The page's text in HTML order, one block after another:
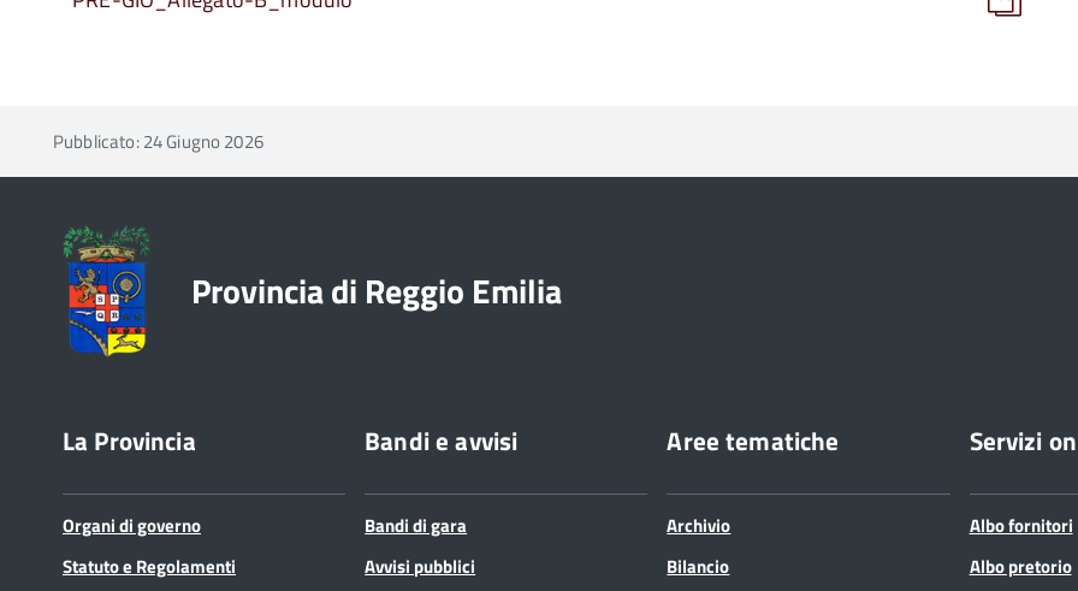
Pubblicato: 24 Giugno 2026
Provincia di Reggio Emilia
La Provincia
Organi di governo
Statuto e Regolamenti
Bandi e avvisi
Bandi di gara
Avvisi pubblici
Aree tematiche
Archivio
Bilancio
Servizi
Albo fornitori
Albo pretorio